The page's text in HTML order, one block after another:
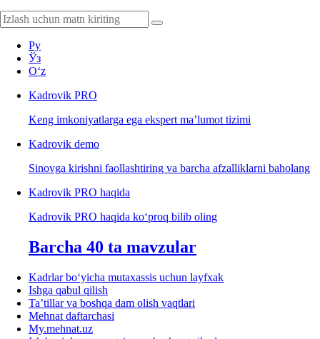
Ру
Ўз
Oʻz
Kadrovik PRO
Keng imkoniyatlarga ega ekspert ma’lumot tizimi
Kadrovik demo
Sinovga kirishni faollashtiring va barcha afzalliklarni baholang
Kadrovik PRO haqida
Kadrovik PRO haqida koʻproq bilib oling
Barcha 40 ta mavzular
Kadrlar boʻyicha mutaхassis uchun layfхak
Ishga qabul qilish
Ta’tillar va boshqa dam olish vaqtlari
Mehnat daftarchasi
My.mehnat.uz